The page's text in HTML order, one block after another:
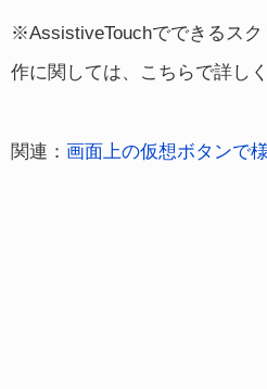
※AssistiveTouchでできるス
作に関しては、こちらで詳し
関連： 画面上の仮想ボタンで